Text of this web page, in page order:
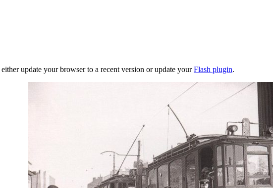
update your browser to a recent version or update yourFlash plugin.